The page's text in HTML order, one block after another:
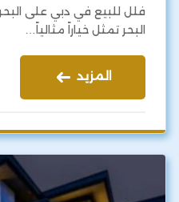
فلل للبيع في دبي على
البحر تمثل خياراً مثالياً…
المزيد